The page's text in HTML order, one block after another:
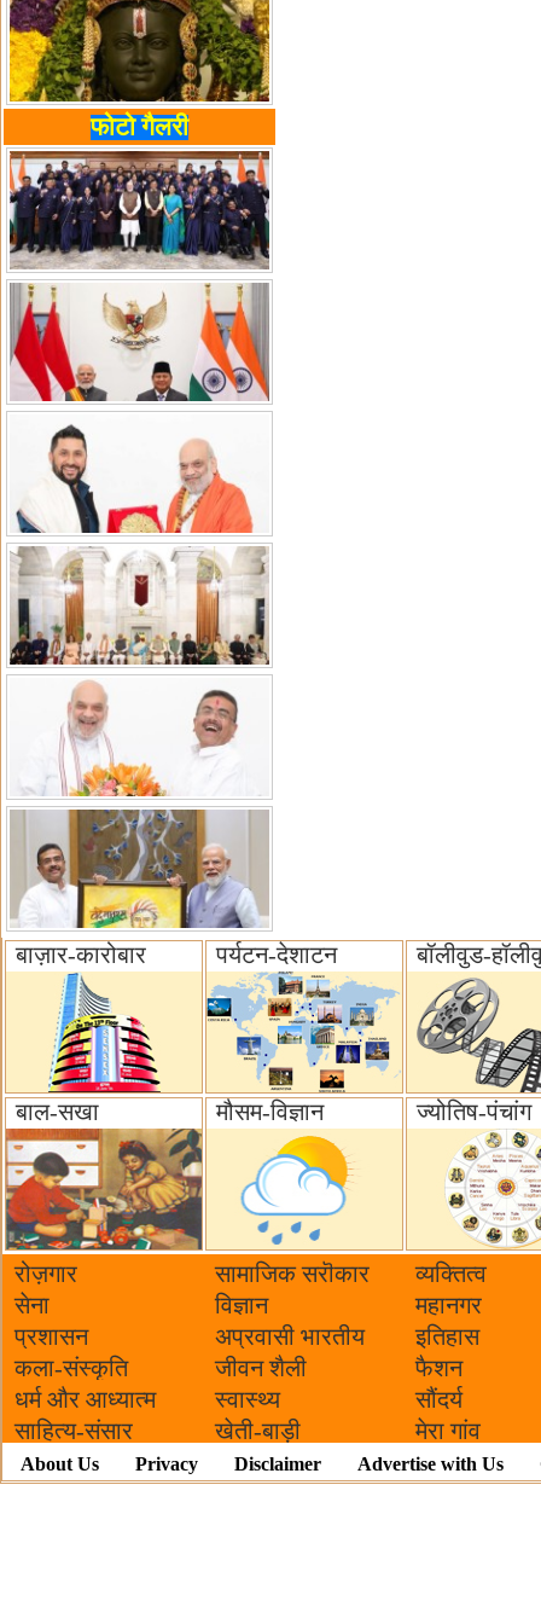
फोटो गैलरी
बाज़ार-कारोबार पर्यटन-देशाटन बॉलीवुड-
बाल-सखा मौसम-विज्ञान ज्योतिष-पंचांग
रोज़गार सामाजिक सरॊकार‌
व्यक्तित्व
सेना
विज्ञान
महानगर
प्रशासन
अप्रवासी भारतीय
इतिहास
कला-संस्कृति
जीवन शैली
फैशन
धर्म और आध्यात्म
स्वास्थ्य
सौंदर्य
साहित्य-संसार
खेती-बाड़ी मेरा गांव
About Us Privacy Disclaimer Advertise with Us